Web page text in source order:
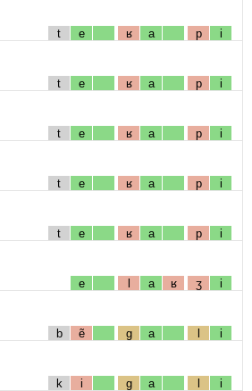
t e ʁ a p i
t e ʁ a p i
t e ʁ a p i
t e ʁ a p i
t e ʁ a p i
e l a ʁ ʒ i
b ẽ g a l i
k i g a l i